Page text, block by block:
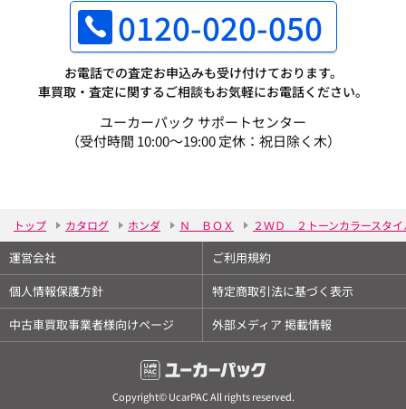
0120-020-050
お電話での査定お申込みも受け付けております。
車買取・査定に関するご相談もお気軽にお電話ください。
ユーカーパック サポートセンター
（受付時間 10:00～19:00 定休：祝日除く木）
トップ カタログ ホンダ Ｎ ＢＯＸ ２ＷＤ ２トーンカラースタ
運営会社
ご利用規約
個人情報保護方針
特定商取引法に基づく表示
中古車買取事業者様向けページ
外部メディア 掲載情報
Copyright© UcarPAC All rights reserved.